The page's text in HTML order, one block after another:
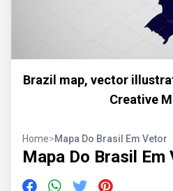
Brazil map, vector
Creative
Home>Mapa Do Brasil Em Vetor
Mapa Do Brasil Em